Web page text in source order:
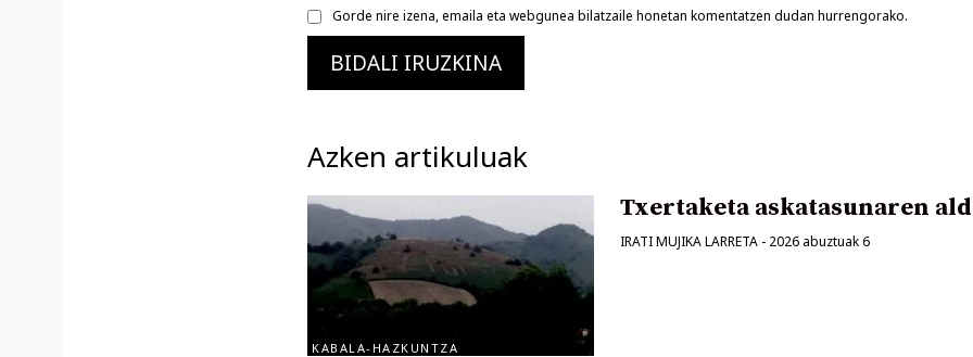
Gorde nire izena, emaila eta webgunea bilatzaile honetan komentatzen dudan hurrengorako.
Azken artikuluak
KABALA-HAZKUNTZA
Txertaketa askatasunaren
IRATI MUJIKA LARRETA - 2026 abuztuak 6